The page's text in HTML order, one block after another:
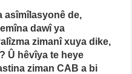
asîmîlasyonê de,
dawî ya
zimanî xuya dike,
Û hêvîya te heye
ziman CAB a bi